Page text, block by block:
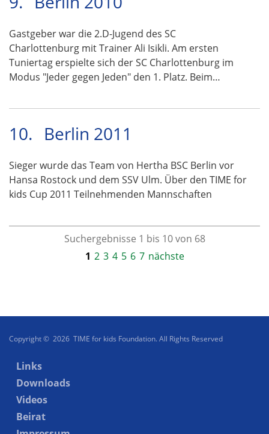
Gastgeber war die 2.D-Jugend des SC
Charlottenburg mit Trainer Ali Isikli. Am ersten
Tuniertag erspielte sich der SC Charlottenburg im
Modus "Jeder gegen Jeden" den 1. Platz. Beim…
10. Berlin 2011
Sieger wurde das Team von Hertha BSC Berlin vor
Hansa Rostock und dem SSV Ulm. Über den TIME for
kids Cup 2011 Teilnehmenden Mannschaften
Suchergebnisse 1 bis 10 von 68
1 2 3 4 5 6 7 nächste
Copyright © 2026 TIME for kids Foundation. All Rights Reserved
Links
Downloads
Videos
Beirat